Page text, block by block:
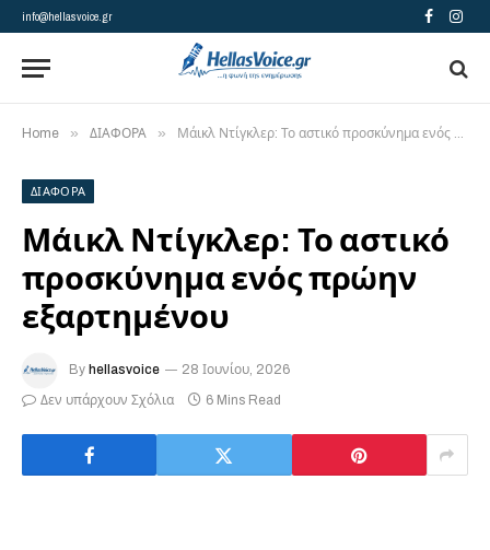
info@hellasvoice.gr Facebook
Home » ΔΙΑΦΟΡΑ » Μάικλ Ντίγκλερ: Το αστικό προσκύνημα ενός πρώην εξαρτημένου
ΔΙΑΦΟΡΑ
Μάικλ Ντίγκλερ: Το αστικό
προσκύνημα ενός πρώην
εξαρτημένου
By hellasvoice
28 Ιουνίου, 2026
Δεν υπάρχουν Σχόλια
6 Mins Read